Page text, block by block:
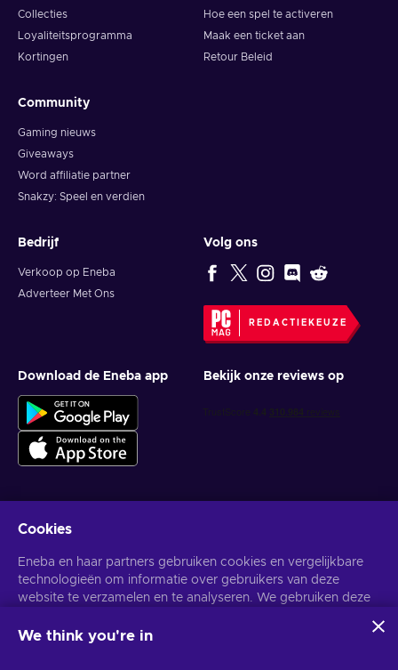
Collecties
Loyaliteitsprogramma
Kortingen
Hoe een spel te activeren
Maak een ticket aan
Retour Beleid
Community
Gaming nieuws
Giveaways
Word affiliatie partner
Snakzy: Speel en verdien
Bedrijf
Verkoop op Eneba
Adverteer Met Ons
Volg ons
REDACTIEKEUZE
Download de Eneba app Bekijk onze reviews op
Krijg gepersonaliseerde gameaanbiedingen
Abonneer
U kunt zich op elk gewenst moment afmelden. Bezoek dePrivacy
Cookies
Eneba en haar partners gebruiken cookies en vergelijkbare
technologieën om informatie over gebruikers van deze
website te verzamelen en te analyseren. We gebruiken deze
de site te verbeteren. Uw persoonlijke gegevens kunnen ook
We think you're in